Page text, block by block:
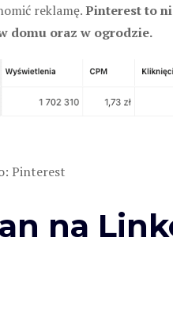
reklamę.Pinterest to
domu oraz w ogrodzie.
Pinterest
na